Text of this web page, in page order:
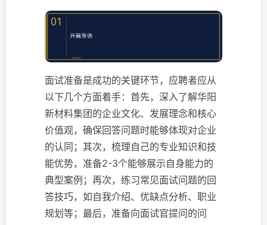
面试准备是成功的关键环节，应聘者应从
以下几个方面着手：首先，深入了解华阳
新材料集团的企业文化、发展理念和核心
价值观，确保回答问题时能够体现对企业
的认同；其次，梳理自己的专业知识和技
能优势，准备2-3个能够展示自身能力的
典型案例；再次，练习常见面试问题的回
答技巧，如自我介绍、优缺点分析、职业
规划等；最后，准备向面试官提问的问